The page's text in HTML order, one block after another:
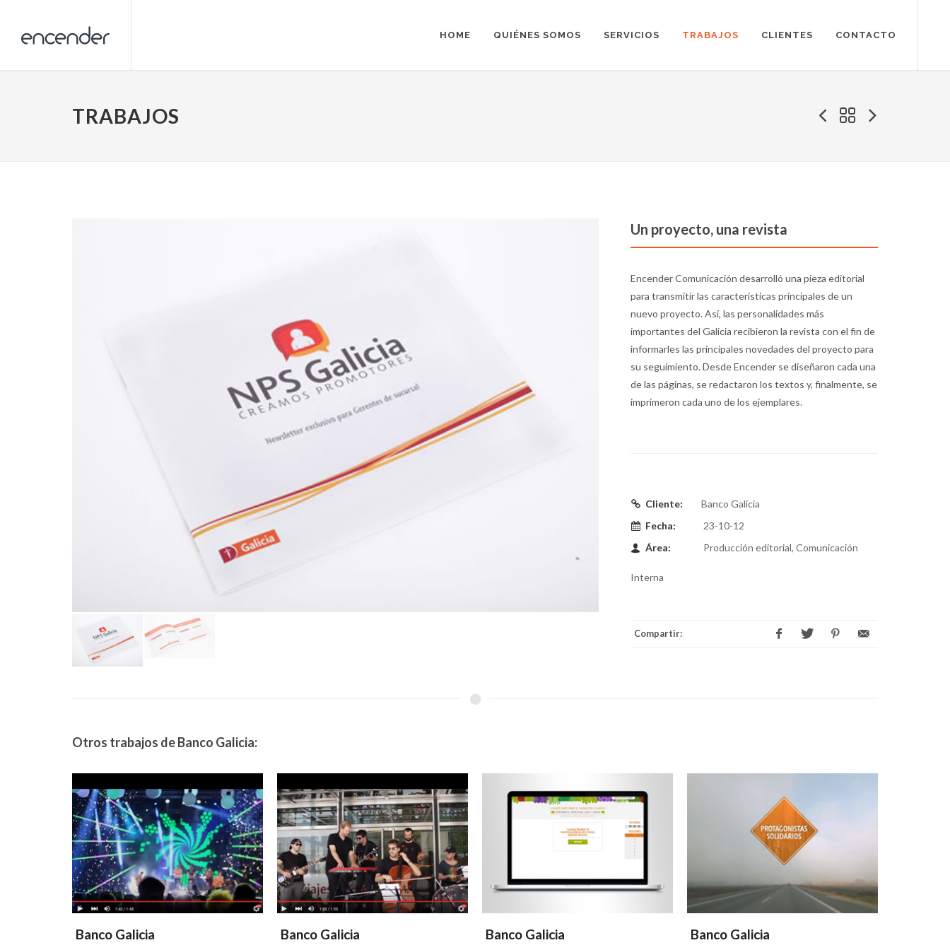
HOME QUIÉNES SOMOS SERVICIOS TRABAJOS CLIENTES CONTACTO
TRABAJOS
Un proyecto, una revista
Encender Comunicación desarrolló una pieza editorial
para transmitir las características principales de un
nuevo proyecto. Así, las personalidades más
importantes del Galicia recibieron la revista con el fin de
informarles las principales novedades del proyecto para
su seguimiento. Desde Encender se diseñaron cada una
de las páginas, se redactaron los textos y, finalmente, se
imprimeron cada uno de los ejemplares.
Cliente:
Banco Galicia
Fecha:
23-10-12
Área:
Producción editorial, Comunicación
Interna
Compartir:
Otros trabajos de Banco Galicia:
Banco Galicia Banco Galicia Banco Galicia Banco Galicia